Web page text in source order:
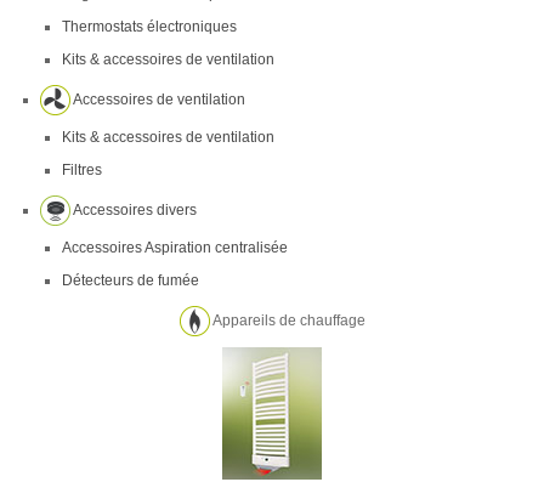
Thermostats électroniques
Kits & accessoires de ventilation
Accessoires de ventilation
Kits & accessoires de ventilation
Filtres
Accessoires divers
Accessoires Aspiration centralisée
Détecteurs de fumée
Appareils de chauffage